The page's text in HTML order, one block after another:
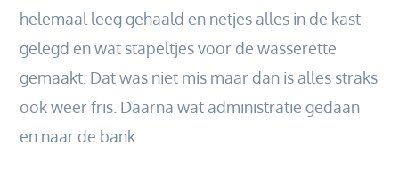
helemaal leeg gehaald en netjes alles in de kast
gelegd en wat stapeltjes voor de wasserette
gemaakt. Dat was niet mis maar dan is alles straks
ook weer fris. Daarna wat administratie gedaan
en naar de bank.